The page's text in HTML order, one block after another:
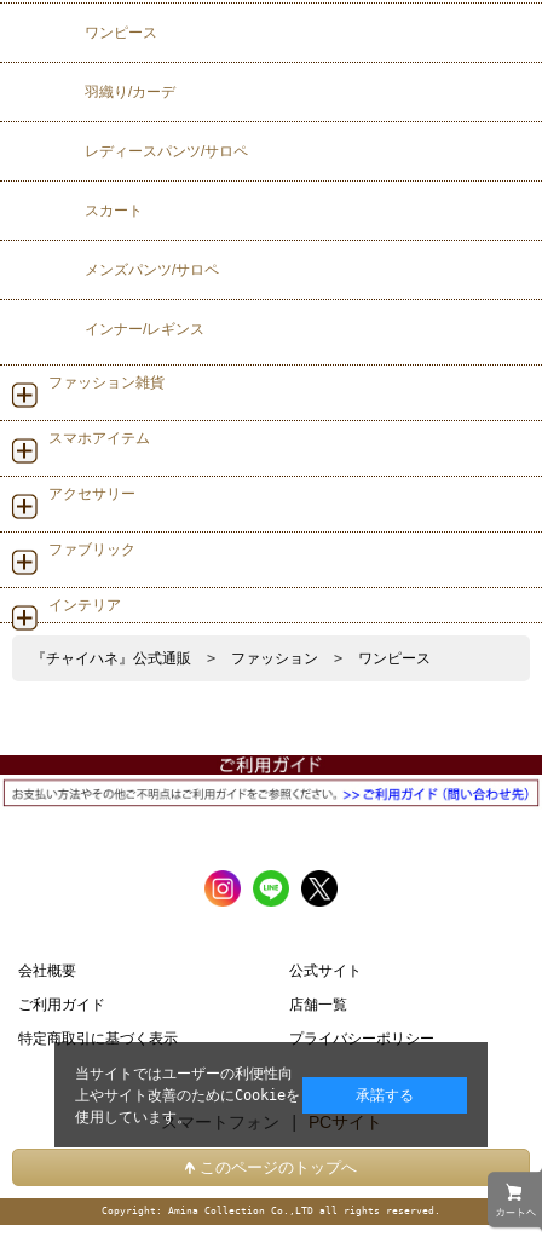
ワンピース
羽織り/カーデ
レディースパンツ/サロペ
スカート
メンズパンツ/サロペ
インナー/レギンス
ファッション雑貨
スマホアイテム
アクセサリー
ファブリック
インテリア
『チャイハネ』公式通販 > ファッション > ワンピース
会社概要
公式サイト
ご利用ガイド
店舗一覧
特定商取引に基づく表示
プライバシーポリシー
スマートフォン | PCサイト
このページのトップへ
Copyright: Amina Collection Co.,LTD all rights reserved.
当サイトではユーザーの利便性向
上やサイト改善のためにCookieを
使用しています。
承諾する